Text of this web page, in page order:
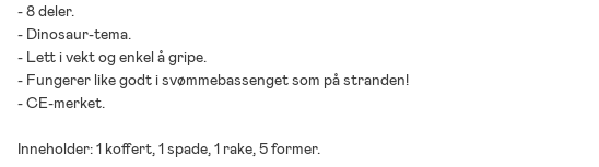
- 8 deler.
- Dinosaur-tema.
- Lett i vekt og enkel å gripe.
- Fungerer like godt i svømmebassenget som på stranden!
- CE-merket.
Inneholder: 1 koffert, 1 spade, 1 rake, 5 former.